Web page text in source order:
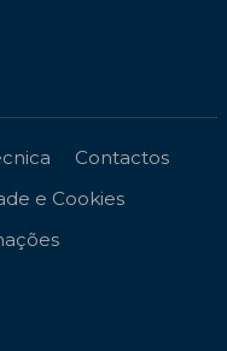
Contactos
e Cookies